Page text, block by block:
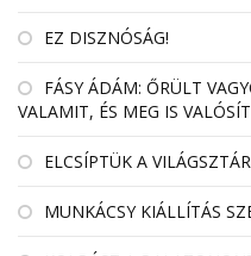
EZ DISZNÓSÁG!
FÁSY ÁDÁM: ŐRÜLT
VALAMIT, ÉS MEG IS
ELCSÍPTÜK A
MUNKÁCSY KIÁLLÍTÁS